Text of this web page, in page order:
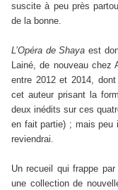
suscite à peu près
de la bonne.
L’Opéra de Shaya est
Lainé, de nouveau chez
entre 2012 et 2014,
cet auteur prisant la
deux inédits sur ces
en fait partie) ; mais peu
reviendrai.
Un recueil qui frappe
une collection de